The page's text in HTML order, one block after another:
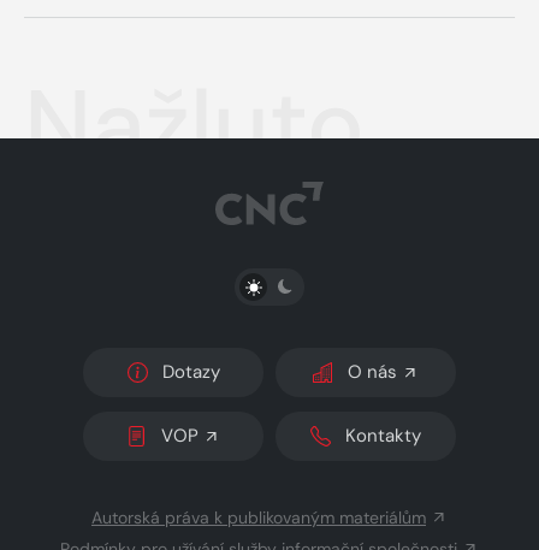
Nažluto
PŘEPNOUT SVĚTLÝ/TMAVÝ REŽIM
Dotazy O nás
VOP Kontakty
Autorská práva k publikovaným materiálům